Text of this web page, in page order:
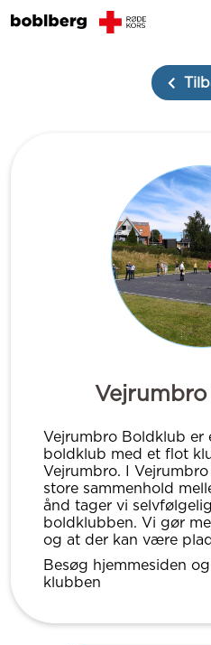
Vejrumbro Boldklub er
boldklub med et flot
Vejrumbro. I
store sammenhold
ånd tager vi
boldklubben. Vi gør
og at der kan være
Besøg hjemmesiden
klubben